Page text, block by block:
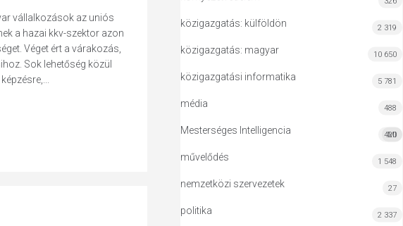
vállalkozások az uniós
a hazai kkv-szektor azon
Véget ért a várakozás,
Sok lehetőség közül
közigazgatás: külföldön 2 319
közigazgatás: magyar 10 650
közigazgatási informatika 5 781
média 488
Mesterséges Intelligencia MI
420
művelődés 1 548
nemzetközi szervezetek 27
politika 2 337